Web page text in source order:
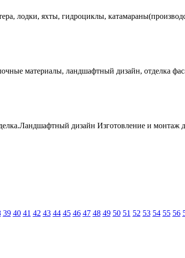
лодки, яхты, гидроциклы,
материалы, ландшафтный дизайн, отделка
дизайн Изготовление и монтаж
39 40 41 42 43 44 45 46 47 48 49 50 51 52 53 54 55 56